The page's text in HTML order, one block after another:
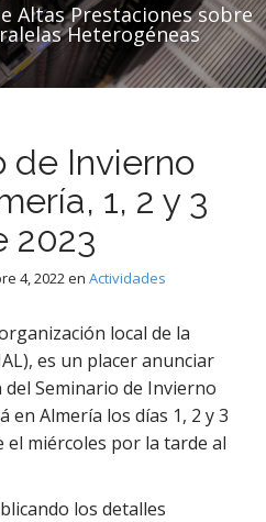
Altas Prestaciones sobre
Heterogéneas
de Invierno
1, 2 y 3
2023
4, 2022en Actividades
local de la
es un placer anunciar
Seminario de Invierno
en Almería los días 1, 2 y 3
el miércoles por la tarde al
los detalles